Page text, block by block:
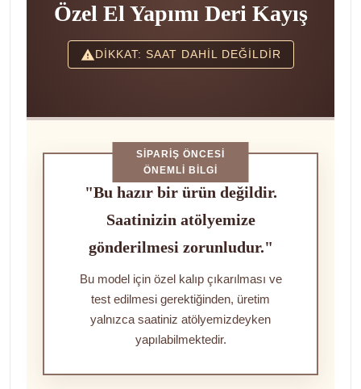
Özel El Yapımı Deri Kayış
DİKKAT: SAAT DAHİL DEĞİLDİR
SIPARIŞ ÖNCESI
ÖNEMLI BILGI
"Bu hazır bir ürün değildir.
Saatinizin atölyemize
gönderilmesi zorunludur."
Bu model için özel kalıp çıkarılması ve
test edilmesi gerektiğinden, üretim
yalnızca saatiniz atölyemizdeyken
yapılabilmektedir.